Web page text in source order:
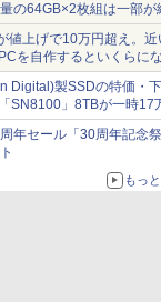
の64GB×2枚組は一部が
リ価格]
値上げで10万円超え。近
を自作するといくらに
酒の肴にPCゲーム』】
Digital)製SSDの特価・
SN8100」8TBが一時17
SSD価格]
年セール「30周年記念
もっ